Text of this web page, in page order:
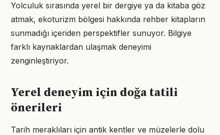
Yolculuk sırasında yerel bir dergiye ya da kitaba göz
atmak, ekoturizm bölgesi hakkında rehber kitapların
sunmadığı içeriden perspektifler sunuyor. Bilgiye
farklı kaynaklardan ulaşmak deneyimi
zenginleştiriyor.
Yerel deneyim için doğa tatili
önerileri
Tarih meraklıları için antik kentler ve müzelerle dolu